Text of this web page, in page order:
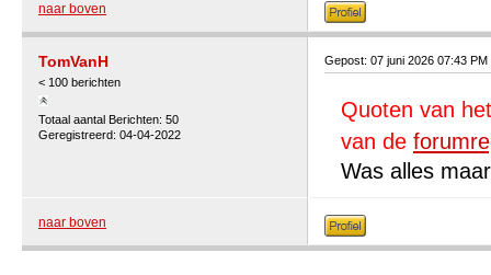
naar boven
TomVanH
< 100 berichten
Totaal aantal Berichten: 50
Geregistreerd: 04-04-2022
Gepost: 07 juni 2026 07:43 PM
Quoten van
van de
Was alles
naar boven